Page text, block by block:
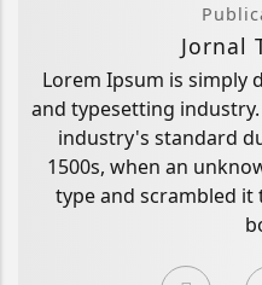
Jornal
Lorem Ipsum is simply
and typesetting
industry's standard
1500s, when an
type and scrambled it